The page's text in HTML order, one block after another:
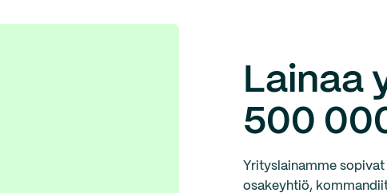
Lainaa
500
Yrityslainamme
osakeyhtiö,